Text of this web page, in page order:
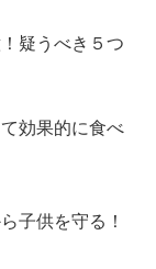
疑うべき５つ
効果的に食べ
子供を守る！